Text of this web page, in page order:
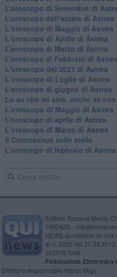
​L’oroscopo di Settembre di
L’oroscopo dell’estate di Astrea
L'oroscopo di Maggio di Astrea
L'oroscopo di Aprile di Astrea
​L’oroscopo di Marzo di Astrea
​L’oroscopo di Febbraio di Astrea
L'oroscopo del 2021 di Astrea
L'oroscopo di Luglio di Astrea
​L’oroscopo di giugno di Astrea
​Lo so che mi ama, anche se
L'oroscopo di Maggio di Astrea
​L’oroscopo di aprile di Astrea
L'oroscopo di Marzo di Astrea
Il Coronavirus nelle stelle
​L’oroscopo di febbraio di Astrea
Editore Toscana Media
FIRENZE -
NEWS quotidiano on
al n. 5935 del
0620787048
Fatturazione Elettronica
Direttore responsabile Marco Migli